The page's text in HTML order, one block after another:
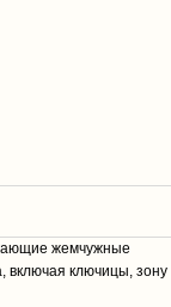
жемчужные
включая ключицы, зону